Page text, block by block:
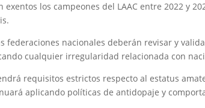
los campeones del LAAC entre 2022 y
federaciones nacionales deberán revisar y
cualquier irregularidad relacionada con
requisitos estrictos respecto al estatus
aplicando políticas de antidopaje y